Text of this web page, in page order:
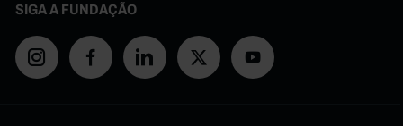
SIGA A FUNDAÇÃO